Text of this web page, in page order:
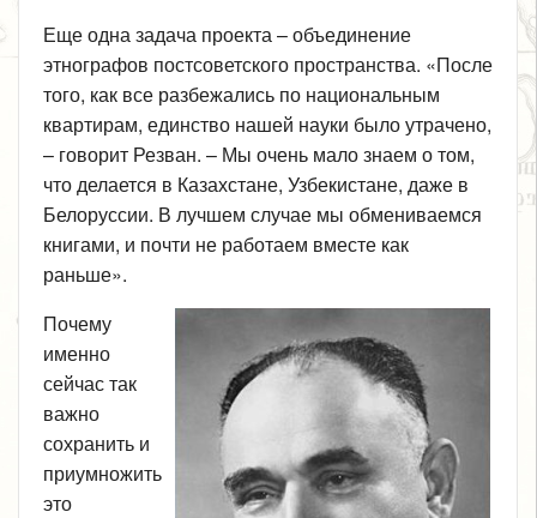
Еще одна задача проекта – объединение
этнографов постсоветского пространства. «После
того, как все разбежались по национальным
квартирам, единство нашей науки было утрачено,
– говорит Резван. – Мы очень мало знаем о том,
что делается в Казахстане, Узбекистане, даже в
Белоруссии. В лучшем случае мы обмениваемся
книгами, и почти не работаем вместе как
раньше».
Почему
именно
сейчас так
важно
сохранить и
приумножить
это